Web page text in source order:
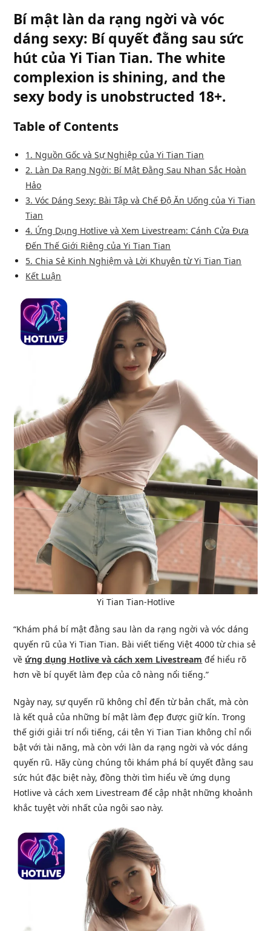
Bí mật làn da rạng ngời và vóc
dáng sexy: Bí quyết đằng sau sức
hút của Yi Tian Tian. The white
complexion is shining, and the
sexy body is unobstructed 18+.
Table of Contents
1. Nguồn Gốc và Sự Nghiệp của Yi Tian Tian
2. Làn Da Rạng Ngời: Bí Mật Đằng Sau Nhan Sắc Hoàn
Hảo
3. Vóc Dáng Sexy: Bài Tập và Chế Độ Ăn Uống của Yi Tian
Tian
4. Ứng Dụng Hotlive và Xem Livestream: Cánh Cửa Đưa
Đến Thế Giới Riêng của Yi Tian Tian
5. Chia Sẻ Kinh Nghiệm và Lời Khuyên từ Yi Tian Tian
Kết Luận
Yi Tian Tian-Hotlive
“Khám phá bí mật đằng sau làn da rạng ngời và vóc dáng
quyến rũ của Yi Tian Tian. Bài viết tiếng Việt 4000 từ chia sẻ
về ứng dụng Hotlive và cách xem Livestream để hiểu rõ
hơn về bí quyết làm đẹp của cô nàng nổi tiếng.”
Ngày nay, sự quyến rũ không chỉ đến từ bản chất, mà còn
là kết quả của những bí mật làm đẹp được giữ kín. Trong
thế giới giải trí nổi tiếng, cái tên Yi Tian Tian không chỉ nổi
bật với tài năng, mà còn với làn da rạng ngời và vóc dáng
quyến rũ. Hãy cùng chúng tôi khám phá bí quyết đằng sau
sức hút đặc biệt này, đồng thời tìm hiểu về ứng dụng
Hotlive và cách xem Livestream để cập nhật những khoảnh
khắc tuyệt vời nhất của ngôi sao này.